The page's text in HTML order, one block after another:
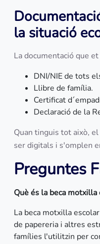
la situació
La documentació que
DNI/NIE de tots
Llibre de família.
Certificat
Declaració de la
Quan tinguis tot això,
ser digitals i s'omplen
Preguntes
Què és la beca motxilla
La beca motxilla
de papereria i altres
famílies l'utilitzin per